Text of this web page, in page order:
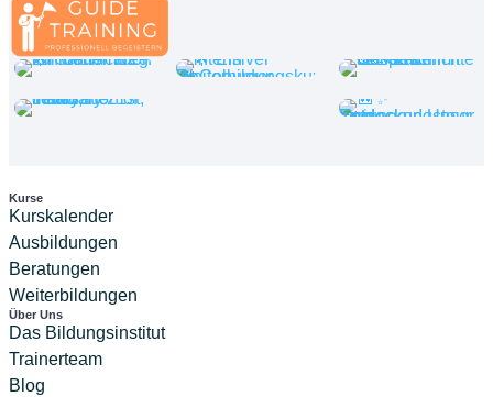
Kurse
Kurskalender
Ausbildungen
Beratungen
Weiterbildungen
Über Uns
Das Bildungsinstitut
Trainerteam
Blog